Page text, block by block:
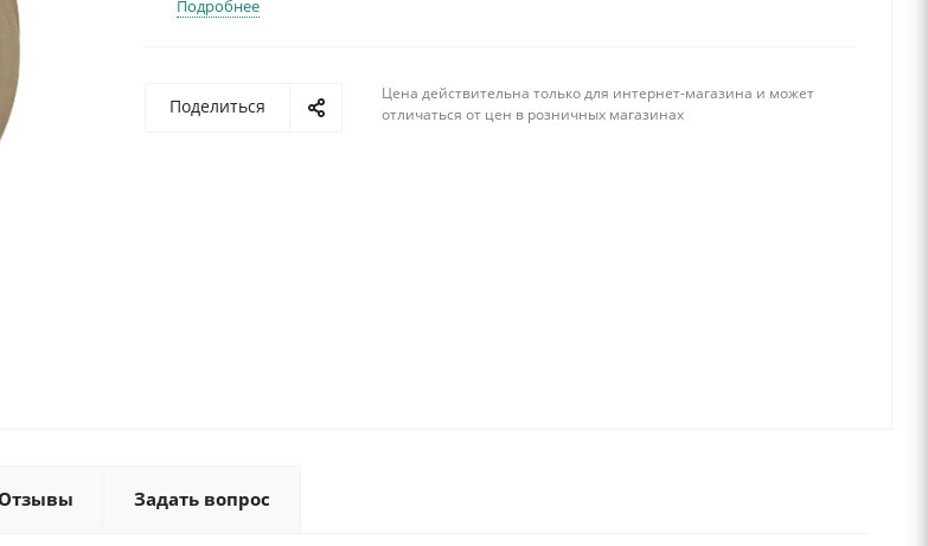
Подробнее
Поделиться
Цена действительна только для интернет-магазина и может
отличаться от цен в розничных магазинах
Задать вопрос